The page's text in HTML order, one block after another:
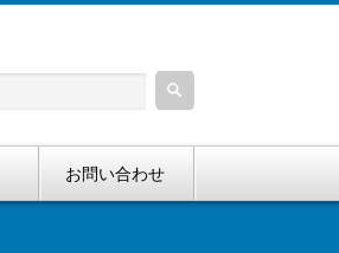
お問い合わせ